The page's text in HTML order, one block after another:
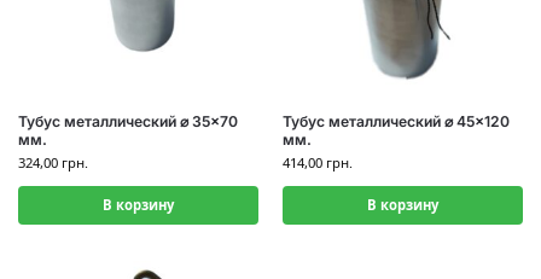
Тубус металлический ⌀ 35×70
мм.
324,00 грн.
В корзину
Тубус металлический ⌀ 45×120
мм.
414,00 грн.
В корзину